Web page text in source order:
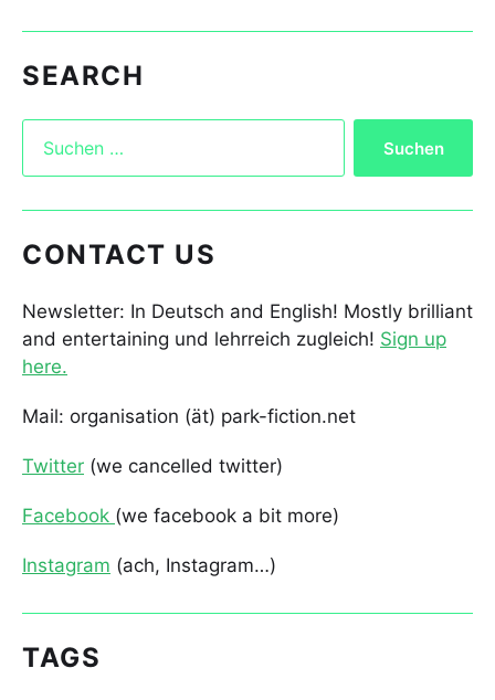
SEARCH
CONTACT US
Newsletter: In Deutsch and English! Mostly brilliant
and entertaining und lehrreich zugleich! Sign up
here.
Mail: organisation (ät) park-fiction.net
Twitter (we cancelled twitter)
Facebook (we facebook a bit more)
Instagram (ach, Instagram…)
TAGS